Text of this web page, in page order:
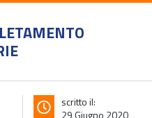
scritto il:
29 Giugno 2020